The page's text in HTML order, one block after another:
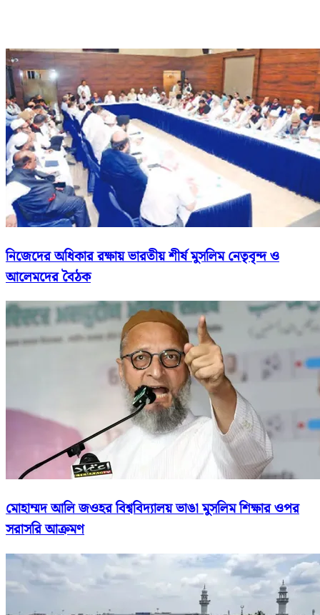
নিজেদের অধিকার রক্ষায় ভারতীয় শীর্ষ মুসলিম নেতৃবৃন্দ ও
আলেমদের বৈঠক
মোহাম্মদ আলি জওহর বিশ্ববিদ্যালয় ভাঙা মুসলিম শিক্ষার ওপর
সরাসরি আক্রমণ